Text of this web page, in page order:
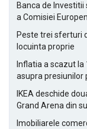
Banca de
a Comisiei
Peste trei sferturi
locuinta proprie
Inflatia a scazut
asupra presiunilor
IKEA deschide
Grand Arena din
Imobiliarele